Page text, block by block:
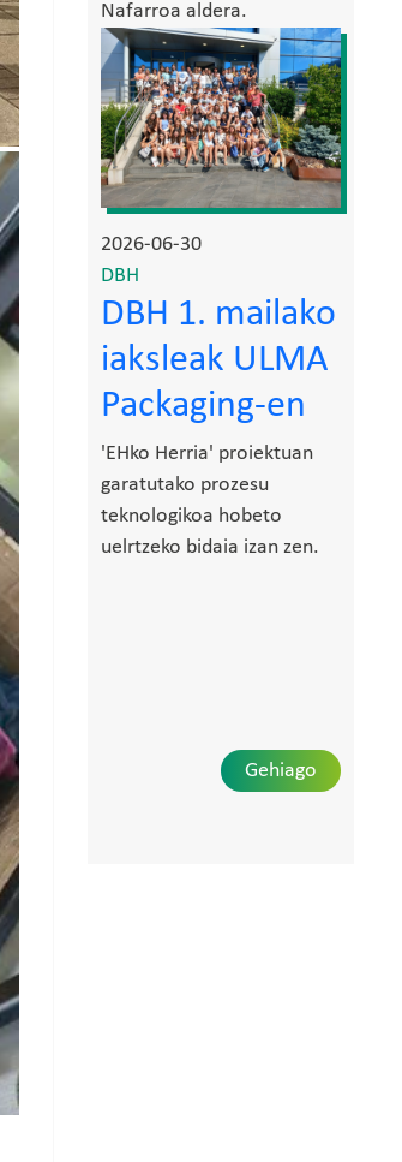
Nafarroa aldera.
Irudia
2026-06-30
DBH
DBH 1. mailako
iaksleak ULMA
Packaging-en
'EHko Herria' proiektuan
garatutako prozesu
teknologikoa hobeto
uelrtzeko bidaia izan zen.
Gehiago